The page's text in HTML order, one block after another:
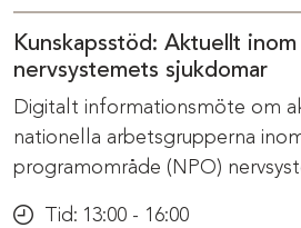
Kunskapsstöd: Aktuellt
nervsystemets sjukdomar
Digitalt informationsmöte om
nationella arbetsgrupperna
programområde (NPO)
Tid: 13:00 - 16:00